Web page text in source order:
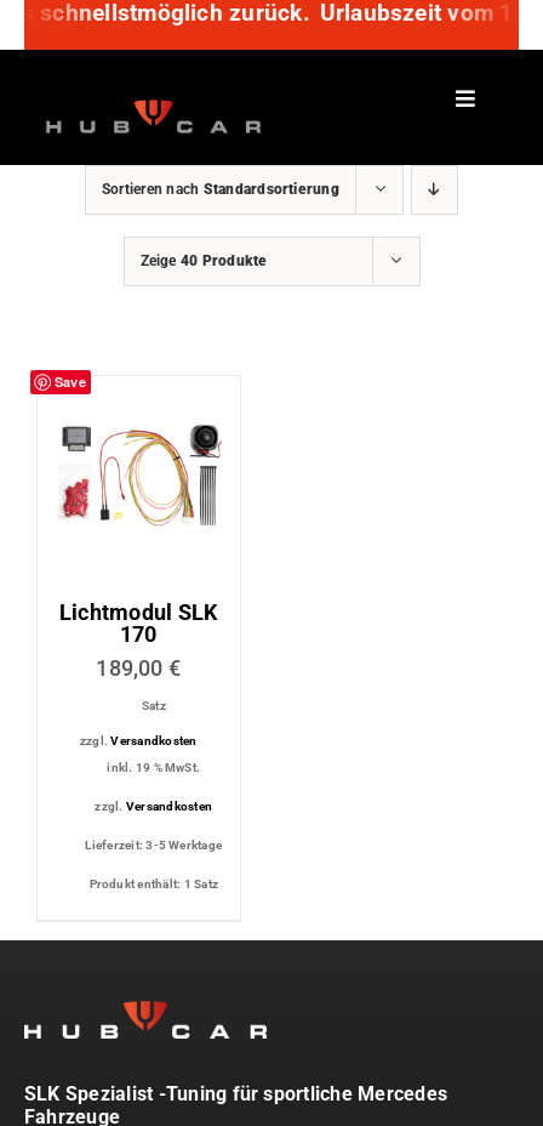
Zum
springen
schnellstmöglich zurück. Urlaubszeit vom
Sortieren nach Standardsortierung
Zeige 40 Produkte
Save
Lichtmodul SLK
170
189,00 €
Satz
zzgl.Versandkosten
inkl. 19 % MwSt.
zzgl. Versandkosten
Lieferzeit:3-5 Werktage
Produkt enthält: 1Satz
SLK Spezialist -Tuning für sportliche Mercedes
Fahrzeuge